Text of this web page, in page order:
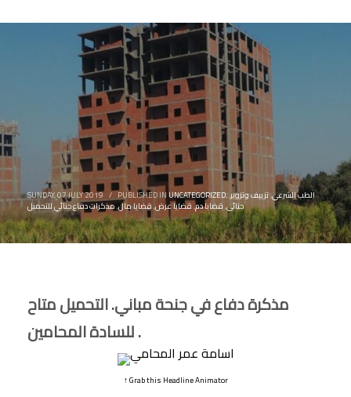
SUNDAY, 07 JULY 2019 / PUBLISHED INUNCATEGORIZED, الطب الشرعي,تزييف وتزوير,
جنائى,قضايا دم,قضايا عرض,قضايا مال,مذكرات دفاع جنائي للتحميل
مذكرة دفاع في جنحة مباني. التحميل متاح
للسادة المحامين .
↑ Grab this Headline Animator